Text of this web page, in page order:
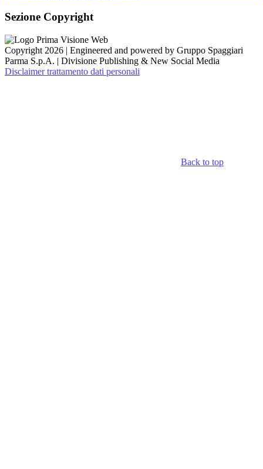
Sezione Copyright
Copyright 2026 | Engineered and powered by Gruppo Spaggiari
Parma S.p.A. | Divisione Publishing & New Social Media
Disclaimer trattamento dati personali
Back to top